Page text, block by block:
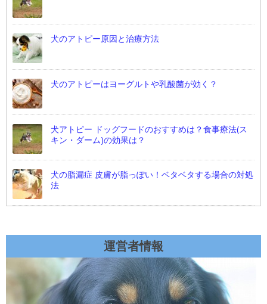
犬のアトピー原因と治療方法
犬のアトピーはヨーグルトや乳酸菌が効く？
犬アトピー ドッグフードのおすすめは？食事療法(ス
キン・ダーム)の効果は？
犬の脂漏症 皮膚が脂っぽい！ベタベタする場合の対処
法
運営者情報